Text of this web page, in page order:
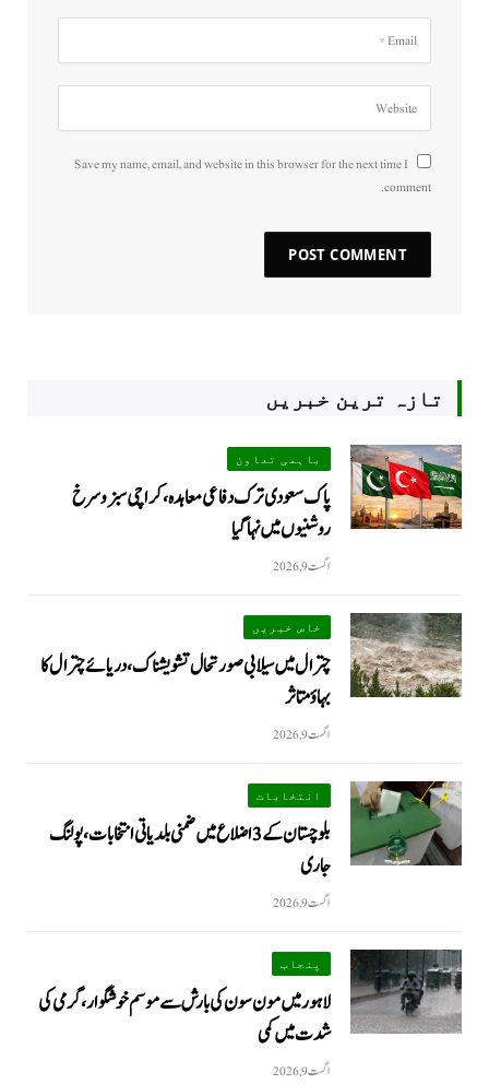
Save my name, email, and website in this browser for the next time I
comment.
تازہ ترین خبریں
باہمی تعاون
پاک سعودی ترک دفاعی معاہدہ، کراچی سبز و سرخ
روشنیوں میں نہا گیا
اگست 9, 2026
خاص خبریں
چترال میں سیلابی صورتحال تشویشناک، دریائے چترال کا
بہاؤ متاثر
اگست 9, 2026
انتخابات
بلوچستان کے 3 اضلاع میں ضمنی بلدیاتی انتخابات، پولنگ
جاری
اگست 9, 2026
پنجاب
لاہور میں مون سون کی بارش سے موسم خوشگوار، گرمی کی
شدت میں کمی
اگست 9, 2026